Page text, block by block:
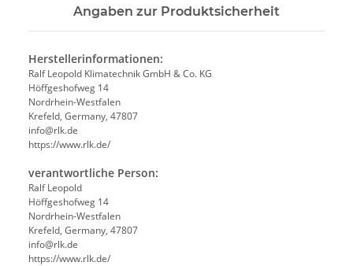
Angaben zur Produktsicherheit
Herstellerinformationen:
Ralf Leopold Klimatechnik GmbH & Co. KG
Höffgeshofweg 14
Nordrhein-Westfalen
Krefeld, Germany, 47807
info@rlk.de
https://www.rlk.de/
verantwortliche Person:
Ralf Leopold
Höffgeshofweg 14
Nordrhein-Westfalen
Krefeld, Germany, 47807
info@rlk.de
https://www.rlk.de/